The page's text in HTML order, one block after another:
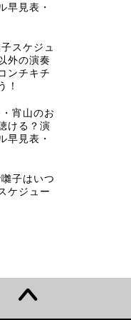
早見表・
スケジュ
外の演奏
ンチキチ
！
宵山のお
ける？演
早見表・
子はいつ
ケジュー